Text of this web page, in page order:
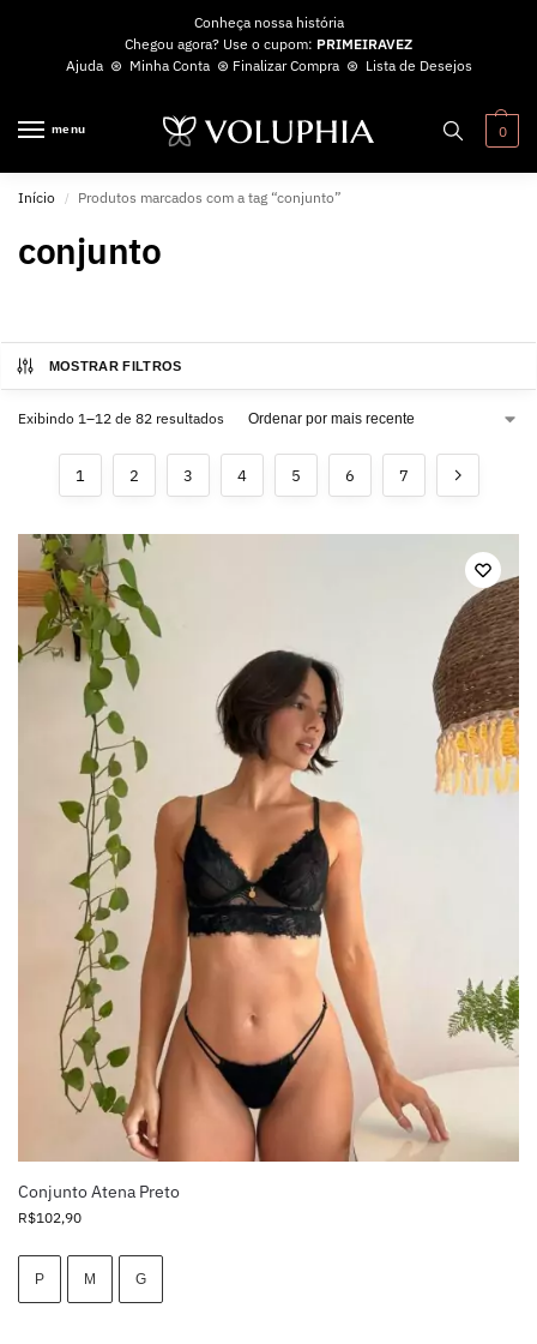
Conheça nossa história
Chegou agora? Use o cupom: PRIMEIRAVEZ
Ajuda⊛ Minha Conta⊛ Finalizar Compra⊛ Lista de Desejos
menu 0
Início / Produtos marcados com a tag “conjunto”
conjunto
MOSTRAR FILTROS
Exibindo 1–12 de 82 resultados
1 2 3 4 5 6 7
Conjunto Atena Preto
R$102,90
P M G